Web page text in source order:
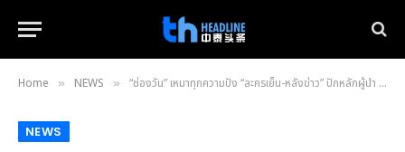
Home » NEWS » “ช่องวัน” เหมาทุกความปัง “ละครเย็น-หลังข่าว” ปักหลักผู้นำ ขึ้นแท่น “อันดับ1 PRIME TIME”
NEWS